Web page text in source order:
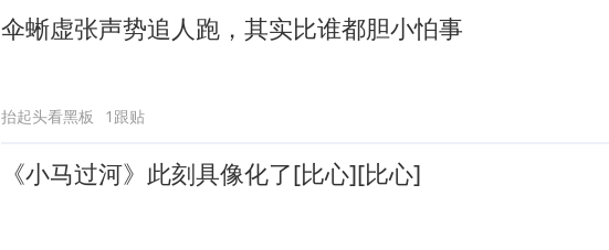
伞蜥虚张声势追人跑，其实比谁都胆小怕事
抬起头看黑板 1跟贴
《小马过河》此刻具像化了[比心][比心]